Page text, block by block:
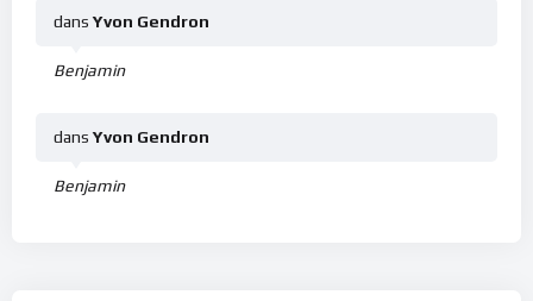
Benjamin
dans Yvon Gendron
Benjamin
dans Yvon Gendron